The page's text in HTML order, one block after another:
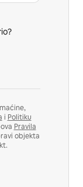
i Politiku
Pravila
objekta